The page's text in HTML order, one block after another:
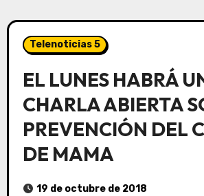
Telenoticias 5
EL LUNES HABRÁ
CHARLA ABIERTA
PREVENCIÓN DEL
DE MAMA
19 de octubre de 2018